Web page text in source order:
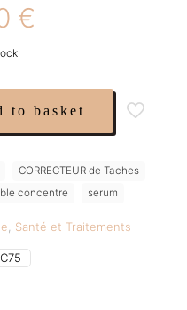
€
to basket
Santé et Traitements
CORRECTEUR de Taches
concentre serum